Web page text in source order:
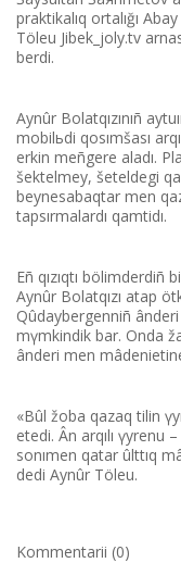
praktikalıq ortalığı
Töleu Jibek_joly.tv
berdі.
Aynûr Bolatqızınıñ
mobilьdі qosımšası
erkіn meñgere aladı.
šektelmey, šeteldegі
beynesabaqtar men
tapsırmalardı qamtidı.
Eñ qızıqtı bölіmderdіñ
Aynûr Bolatqızı atap
Qûdaybergennіñ
mүmkіndіk bar. Onda
ânderі men
«Bûl žoba qazaq tіlіn
etedі. Ân arqılı үyrenu
sonımen qatar ûlttıq
dedі Aynûr Töleu.
Kommentarii (0)